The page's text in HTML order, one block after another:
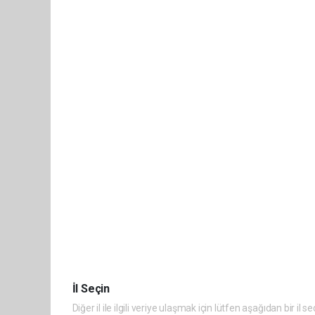
İl Seçin
Diğer il ile ilgili veriye ulaşmak için lütfen aşağıdan bir il